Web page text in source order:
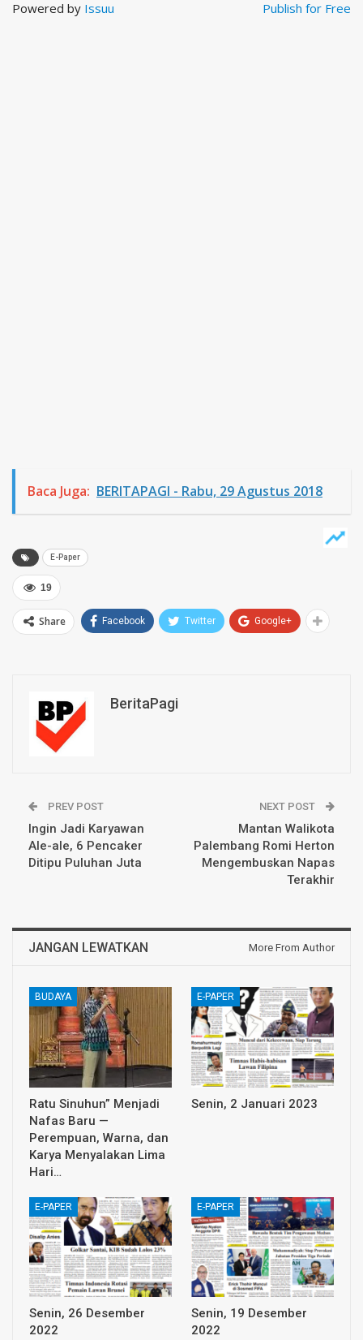
Powered by Issuu Publish for Free
Baca Juga: BERITAPAGI - Rabu, 29 Agustus 2018
E-Paper
19
Share Facebook Twitter Google+
BeritaPagi
PREV POST
Ingin Jadi Karyawan
Ale-ale, 6 Pencaker
Ditipu Puluhan Juta
NEXT POST
Mantan Walikota
Palembang Romi Herton
Mengembuskan Napas
Terakhir
JANGAN LEWATKAN More From Author
BUDAYA
Ratu Sinuhun” Menjadi
Nafas Baru —
Perempuan, Warna, dan
Karya Menyalakan Lima
Hari…
E-PAPER
Senin, 2 Januari 2023
E-PAPER
Senin, 26 Desember
2022
E-PAPER
Senin, 19 Desember
2022